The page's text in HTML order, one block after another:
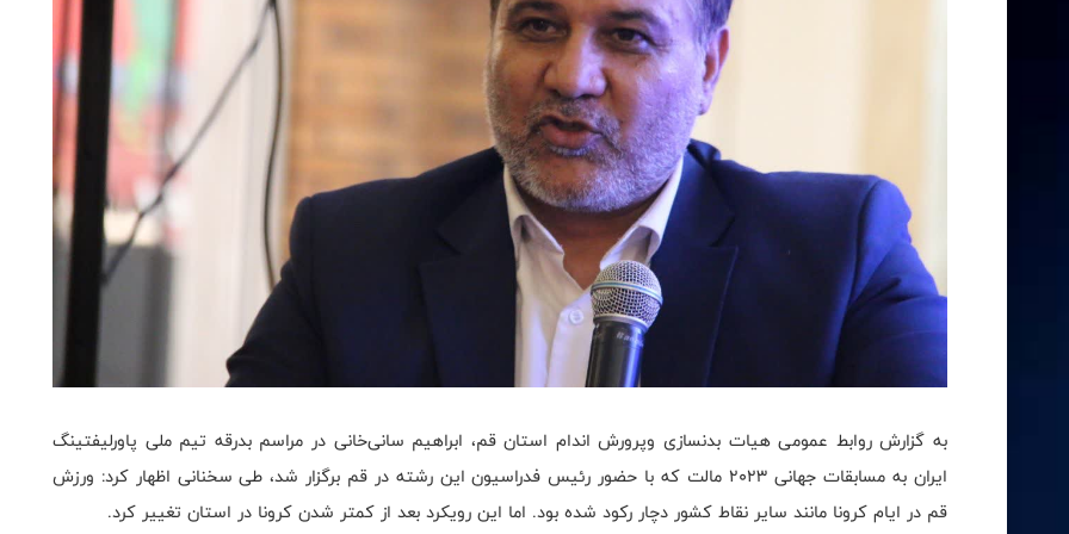
به گزارش روابط عمومی هیات بدنسازی و‌پرورش اندام استان قم، ابراهیم سانی‌خانی در مراسم بدرقه تیم ملی پاورلیفتینگ
ایران به مسابقات جهانی 2023 مالت که با حضور رئیس فدراسیون این رشته در قم برگزار شد، طی سخنانی اظهار کرد: ورزش
قم در ایام کرونا مانند سایر نقاط کشور دچار رکود شده بود. اما این رویکرد بعد از کمتر شدن کرونا در استان تغییر کرد.